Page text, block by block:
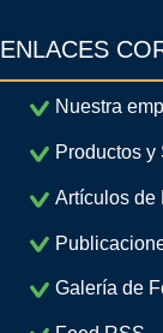
ENLACES
Nuestra
Productos y
Artículos de
Galería de